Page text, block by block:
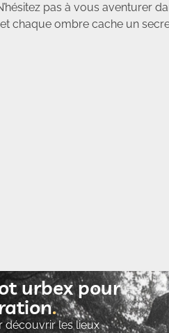
pas à vous aventurer
chaque ombre cache un
urbex pour
découvrir les lieux